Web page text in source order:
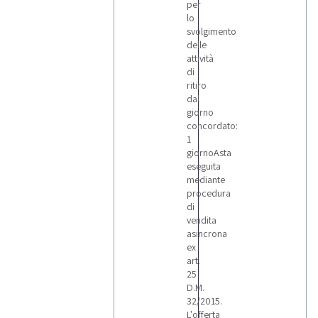
per
lo
svolgimento
delle
attività
di
ritiro
dal
giorno
concordato:
1
giornoAsta
eseguita
mediante
procedura
di
vendita
asincrona
ex
art.
25
D.M.
32/2015.
L'offerta